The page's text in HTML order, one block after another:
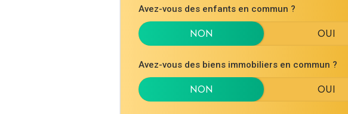
Avez-vous des enfants en commun ?
Avez-vous des biens immobiliers en commun ?